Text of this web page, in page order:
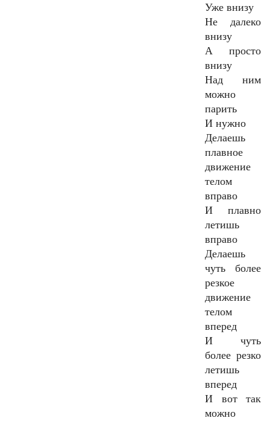
Уже внизу
Не далеко
внизу
А просто
внизу
Над ним
можно
парить
И нужно
Делаешь
плавное
движение
телом
вправо
И плавно
летишь
вправо
Делаешь
чуть более
резкое
движение
телом
вперед
И чуть
более резко
летишь
вперед
И вот так
можно